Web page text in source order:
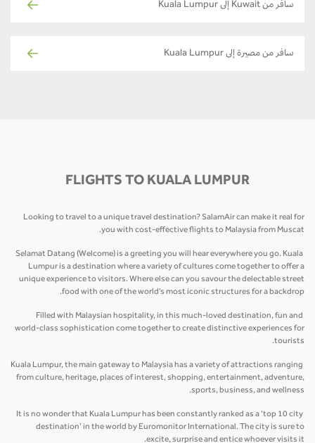
سافر من Kuwait إلى Kuala Lumpur
سافر من مصيرة إلى Kuala Lumpur
FLIGHTS TO KUALA LUMPUR
Looking to travel to a unique travel destination? SalamAir can make it real for
you with cost-effective flights to Malaysia from Muscat.
Selamat Datang (Welcome) is a greeting you will hear everywhere you go. Kuala
Lumpur is a destination where a variety of cultures come together to offer a
unique experience to visitors. Where else can you savour the delectable street
food with one of the world's most iconic structures for a backdrop.
Filled with Malaysian hospitality, in this much-loved destination, fun and
world-class sophistication come together to create distinctive experiences for
tourists.
Kuala Lumpur, the main gateway to Malaysia has a variety of attractions ranging
from culture, heritage, places of interest, shopping, entertainment, adventure,
sports, business, and wellness.
It is no wonder that Kuala Lumpur has been constantly ranked as a ‘top 10 city
destination’ in the world by Euromonitor International. The city is sure to
excite, surprise and entice whoever visits it.